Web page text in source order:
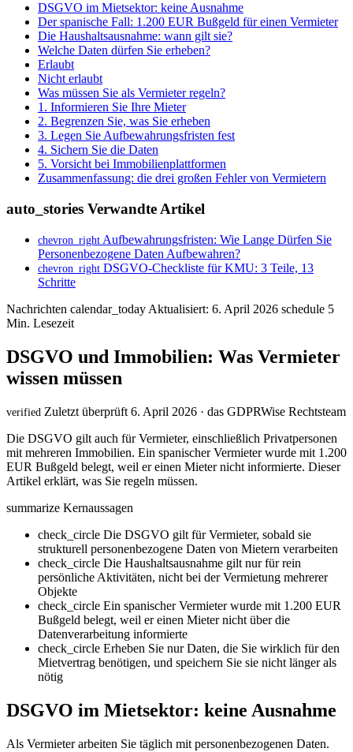
DSGVO im Mietsektor: keine Ausnahme
Der spanische Fall: 1.200 EUR Bußgeld für einen Vermieter
Die Haushaltsausnahme: wann gilt sie?
Welche Daten dürfen Sie erheben?
Erlaubt
Nicht erlaubt
Was müssen Sie als Vermieter regeln?
1. Informieren Sie Ihre Mieter
2. Begrenzen Sie, was Sie erheben
3. Legen Sie Aufbewahrungsfristen fest
4. Sichern Sie die Daten
5. Vorsicht bei Immobilienplattformen
Zusammenfassung: die drei großen Fehler von Vermietern
auto_stories Verwandte Artikel
chevron_right Aufbewahrungsfristen: Wie Lange Dürfen Sie
Personenbezogene Daten Aufbewahren?
chevron_right DSGVO-Checkliste für KMU: 3 Teile, 13
Schritte
Nachrichten calendar_today Aktualisiert: 6. April 2026 schedule 5
Min. Lesezeit
DSGVO und Immobilien: Was Vermieter
wissen müssen
verified Zuletzt überprüft 6. April 2026 · das GDPRWise Rechtsteam
Die DSGVO gilt auch für Vermieter, einschließlich Privatpersonen
mit mehreren Immobilien. Ein spanischer Vermieter wurde mit 1.200
EUR Bußgeld belegt, weil er einen Mieter nicht informierte. Dieser
Artikel erklärt, was Sie regeln müssen.
summarize Kernaussagen
check_circle Die DSGVO gilt für Vermieter, sobald sie
strukturell personenbezogene Daten von Mietern verarbeiten
check_circle Die Haushaltsausnahme gilt nur für rein
persönliche Aktivitäten, nicht bei der Vermietung mehrerer
Objekte
check_circle Ein spanischer Vermieter wurde mit 1.200 EUR
Bußgeld belegt, weil er einen Mieter nicht über die
Datenverarbeitung informierte
check_circle Erheben Sie nur Daten, die Sie wirklich für den
Mietvertrag benötigen, und speichern Sie sie nicht länger als
nötig
DSGVO im Mietsektor: keine Ausnahme
Als Vermieter arbeiten Sie täglich mit personenbezogenen Daten.